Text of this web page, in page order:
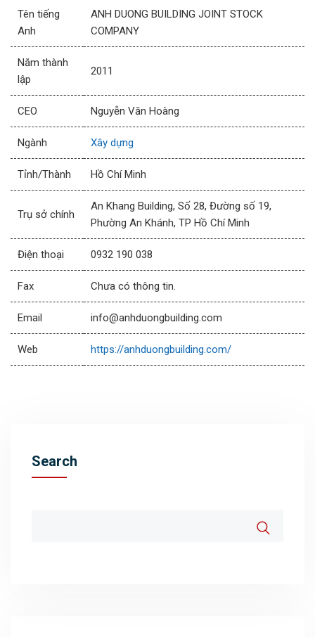
Tên tiếng
Anh
ANH DUONG BUILDING JOINT STOCK
COMPANY
Năm thành
lập
2011
CEO Nguyễn Văn Hoàng
Ngành Xây dựng
Tỉnh/Thành Hồ Chí Minh
Trụ sở chính
An Khang Building, Số 28, Đường số 19,
Phường An Khánh, TP Hồ Chí Minh
Điện thoại 0932 190 038
Fax Chưa có thông tin.
Email info@anhduongbuilding.com
Web https://anhduongbuilding.com/
Search